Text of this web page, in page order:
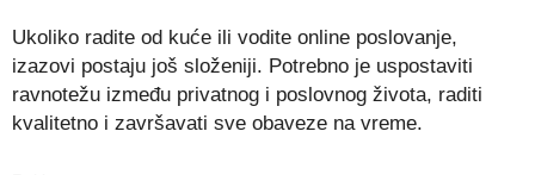
Ukoliko radite od kuće ili vodite online poslovanje,
izazovi postaju još složeniji. Potrebno je uspostaviti
ravnotežu između privatnog i poslovnog života, raditi
kvalitetno i završavati sve obaveze na vreme.